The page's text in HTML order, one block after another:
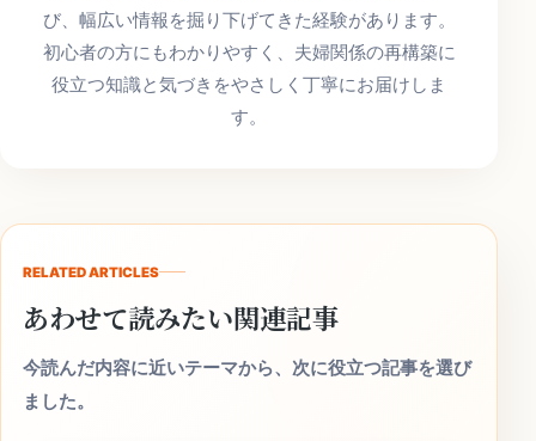
び、幅広い情報を掘り下げてきた経験があります。
初心者の方にもわかりやすく、夫婦関係の再構築に
役立つ知識と気づきをやさしく丁寧にお届けしま
す。
RELATED ARTICLES
あわせて読みたい関連記事
今読んだ内容に近いテーマから、次に役立つ記事を選び
ました。